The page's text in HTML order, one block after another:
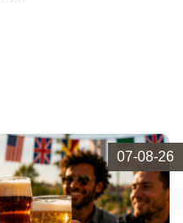
07-08-26